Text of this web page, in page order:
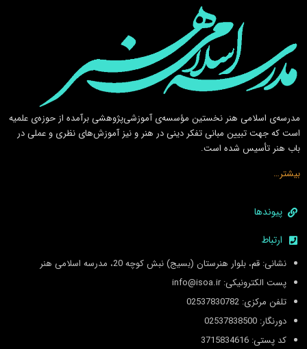
مدرسه‌ی اسلامى هنر نخستين مؤسسه‌ی آموزشى‌پژوهشى برآمده از حوزه‌ی علميه
است كه جهت تبيين مبانى تفكر دينى در هنر و نيز آموزش‌هاى نظرى و عملى در
باب هنر تأسيس شده است.
بیشتر…
پیوندها
ارتباط
نشانی: قم، بلوار هنرستان (بسیج) نبش کوچه 20، مدرسه اسلامی هنر
پست الکترونیکی: info@isoa.ir
تلفن مرکزی: 02537830782
دورنگار: 02537838500
کد پستی: 3715834616